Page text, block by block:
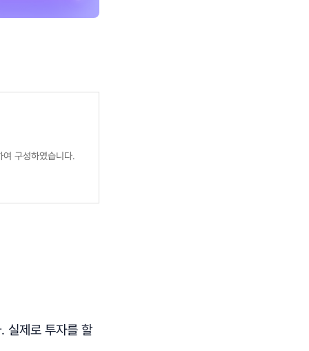
구성하였습니다.
실제로 투자를 할